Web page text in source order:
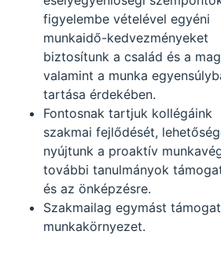
figyelembe vételével egyéni
munkaidő-kedvezményeket
biztosítunk a család és a
valamint a munka
tartása érdekében.
Fontosnak tartjuk kollégáink
szakmai fejlődését,
nyújtunk a proaktív
további tanulmányok
és az önképzésre.
Szakmailag egymást
munkakörnyezet.